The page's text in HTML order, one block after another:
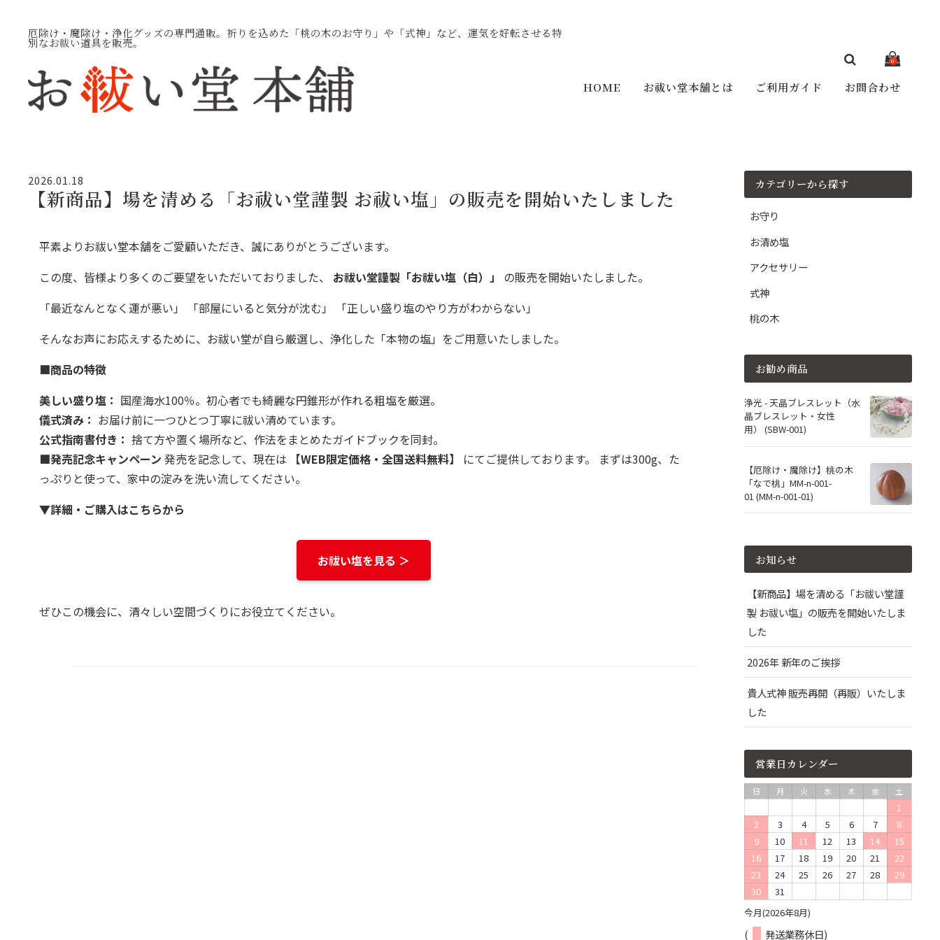
厄除け・魔除け・浄化グッズの専門通販。祈りを込めた「桃の木のお守り」や「式神」など、運気を好転させる特
別なお祓い道具を販売。
0
HOME お祓い堂本舗とは ご利用ガイド お問合わせ
2026.01.18
【新商品】場を清める「お祓い堂謹製 お祓い塩」の販売を開始いたしました
平素よりお祓い堂本舗をご愛顧いただき、誠にありがとうございます。
この度、皆様より多くのご要望をいただいておりました、 お祓い堂謹製「お祓い塩（白）」
の販売を開始いたしました。
「最近なんとなく運が悪い」 「部屋にいると気分が沈む」 「正しい盛り塩のやり方がわからない」
そんなお声にお応えするために、お祓い堂が自ら厳選し、浄化した「本物の塩」をご用意いたしました。
■商品の特徴
美しい盛り塩： 国産海水100％。初心者でも綺麗な円錐形が作れる粗塩を厳選。
儀式済み： お届け前に一つひとつ丁寧に祓い清めています。
公式指南書付き： 捨て方や置く場所など、作法をまとめたガイドブックを同封。
■発売記念キャンペーン 発売を記念して、現在は 【WEB限定価格・全国送料無料】
にてご提供しております。 まずは300g、た
っぷりと使って、家中の淀みを洗い流してください。
▼詳細・ご購入はこちらから
お祓い塩を見る ＞
ぜひこの機会に、清々しい空間づくりにお役立てください。
カテゴリーから探す
お守り
お清め塩
アクセサリー
式神
桃の木
お勧め商品
浄光 - 天晶ブレスレット（水
晶ブレスレット・女性
用） (SBW-001)
【厄除け・魔除け】桃の木
「なで桃」MM-n-001-
01 (MM-n-001-01)
お知らせ
【新商品】場を清める「お祓い堂謹
製 お祓い塩」の販売を開始いたしま
した
2026年 新年のご挨拶
貴人式神 販売再開（再販）いたしま
した
営業日カレンダー
今月(2026年8月)
日 月 火 水 木 金 土
1
2
3 4 5 6 7
8
9
10 11 12 13 14
15
16
17 18 19 20 21
22
23
24 25 26 27 28
29
30
31
( 発送業務休日)